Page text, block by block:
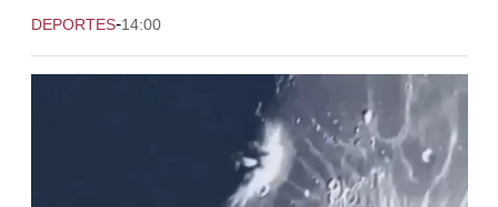
DEPORTES-14:00